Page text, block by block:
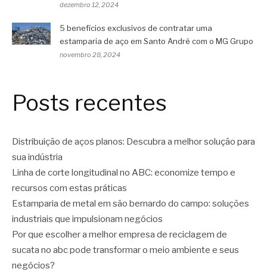
dezembro 12, 2024
5 benefícios exclusivos de contratar uma
estamparia de aço em Santo André com o MG Grupo
novembro 28, 2024
Posts recentes
Distribuição de aços planos: Descubra a melhor solução para
sua indústria
Linha de corte longitudinal no ABC: economize tempo e
recursos com estas práticas
Estamparia de metal em são bernardo do campo: soluções
industriais que impulsionam negócios
Por que escolher a melhor empresa de reciclagem de
sucata no abc pode transformar o meio ambiente e seus
negócios?